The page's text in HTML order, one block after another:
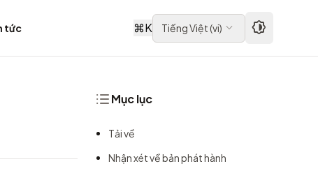
tức ⌘K Tiếng Việt(vi)
Mục lục
Tải về
Nhận xét về bản phát hành